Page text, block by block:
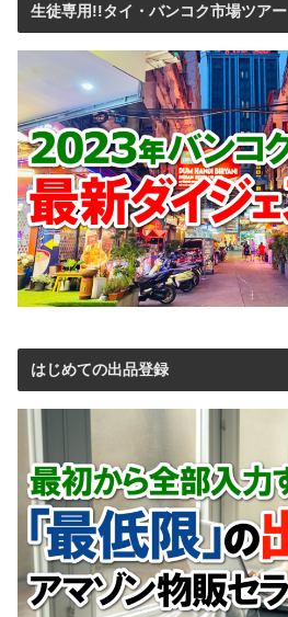
生徒専用!!タイ・バンコク市場ツアー
はじめての出品登録